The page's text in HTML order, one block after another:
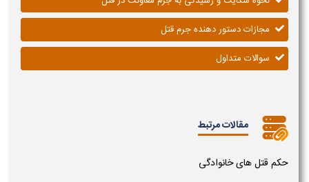
مجازات دستور دهنده جرم قتل
سوالات متداول
مقالات مرتبط
حکم قتل های خانوادگی